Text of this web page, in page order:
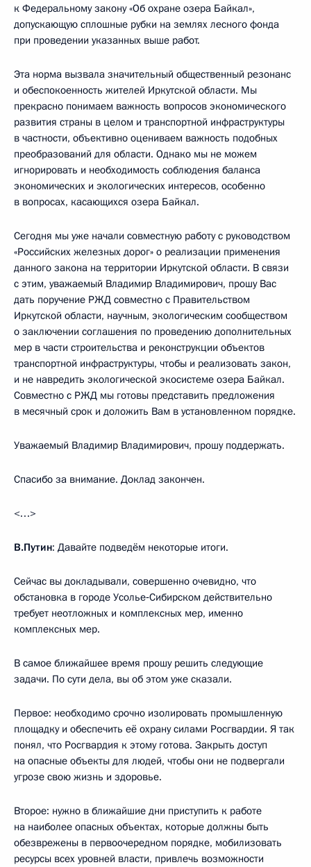
к Федеральному закону «Об охране озера Байкал»,
допускающую сплошные рубки на землях лесного фонда
при проведении указанных выше работ.
Эта норма вызвала значительный общественный резонанс
и обеспокоенность жителей Иркутской области. Мы
прекрасно понимаем важность вопросов экономического
развития страны в целом и транспортной инфраструктуры
в частности, объективно оцениваем важность подобных
преобразований для области. Однако мы не можем
игнорировать и необходимость соблюдения баланса
экономических и экологических интересов, особенно
в вопросах, касающихся озера Байкал.
Сегодня мы уже начали совместную работу с руководством
«Российских железных дорог» о реализации применения
данного закона на территории Иркутской области. В связи
с этим, уважаемый Владимир Владимирович, прошу Вас
дать поручение РЖД совместно с Правительством
Иркутской области, научным, экологическим сообществом
о заключении соглашения по проведению дополнительных
мер в части строительства и реконструкции объектов
транспортной инфраструктуры, чтобы и реализовать закон,
и не навредить экологической экосистеме озера Байкал.
Совместно с РЖД мы готовы представить предложения
в месячный срок и доложить Вам в установленном порядке.
Уважаемый Владимир Владимирович, прошу поддержать.
Спасибо за внимание. Доклад закончен.
<…>
В.Путин: Давайте подведём некоторые итоги.
Сейчас вы докладывали, совершенно очевидно, что
обстановка в городе Усолье‑Сибирском действительно
требует неотложных и комплексных мер, именно
комплексных мер.
В самое ближайшее время прошу решить следующие
задачи. По сути дела, вы об этом уже сказали.
Первое: необходимо срочно изолировать промышленную
площадку и обеспечить её охрану силами Росгвардии. Я так
понял, что Росгвардия к этому готова. Закрыть доступ
на опасные объекты для людей, чтобы они не подвергали
угрозе свою жизнь и здоровье.
Второе: нужно в ближайшие дни приступить к работе
на наиболее опасных объектах, которые должны быть
обезврежены в первоочередном порядке, мобилизовать
ресурсы всех уровней власти, привлечь возможности